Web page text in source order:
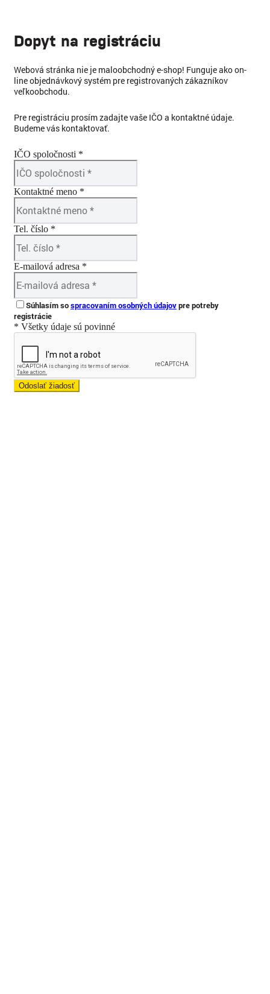
Dopyt na registráciu
Webová stránka nie je maloobchodný e-shop! Funguje ako on-
line objednávkový systém pre registrovaných zákazníkov
veľkoobchodu.
Pre registráciu prosím zadajte vaše IČO a kontaktné údaje.
Budeme vás kontaktovať.
IČO spoločnosti *
Kontaktné meno *
Tel. číslo *
E-mailová adresa *
Súhlasím sospracovaním osobných údajovpre potreby
registrácie
* Všetky údaje sú povinné
Odoslať žiadosť